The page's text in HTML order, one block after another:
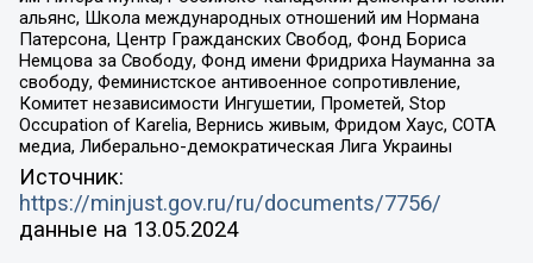
альянс, Школа международных отношений им Нормана
Патерсона, Центр Гражданских Свобод, Фонд Бориса
Немцова за Свободу, Фонд имени Фридриха Науманна за
свободу, Феминистское антивоенное сопротивление,
Комитет независимости Ингушетии, Прометей, Stop
Occupation of Karelia, Вернись живым, Фридом Хаус, СОТА
медиа, Либерально-демократическая Лига Украины
Источник:
https://minjust.gov.ru/ru/documents/7756/
данные на 13.05.2024